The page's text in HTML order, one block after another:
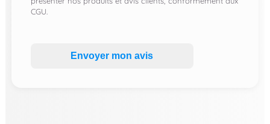
CGU.
Envoyer mon avis